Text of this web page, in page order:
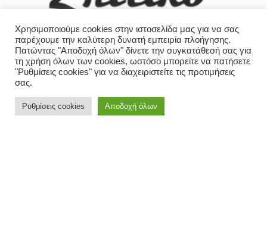
ΜΕΝΟΎ
Αρχική
Χρησιμοποιούμε cookies στην ιστοσελίδα μας για να σας
παρέχουμε την καλύτερη δυνατή εμπειρία πλοήγησης.
Πατώντας "Αποδοχή όλων" δίνετε την συγκατάθεσή σας για
τη χρήση όλων των cookies, ωστόσο μπορείτε να πατήσετε
"Ρυθμίσεις cookies" για να διαχειριστείτε τις προτιμήσεις
σας.
Ρυθμίσεις cookies Αποδοχή όλων